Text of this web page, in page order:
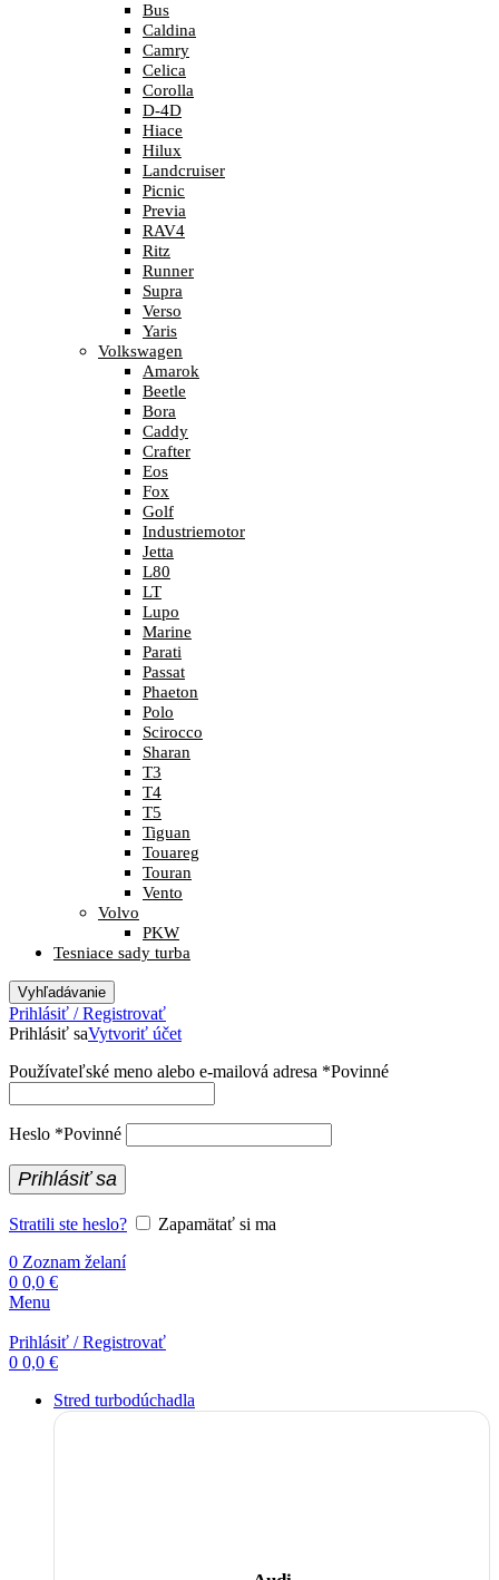
Bus
Caldina
Camry
Celica
Corolla
D-4D
Hiace
Hilux
Landcruiser
Picnic
Previa
RAV4
Ritz
Runner
Supra
Verso
Yaris
Volkswagen
Amarok
Beetle
Bora
Caddy
Crafter
Eos
Fox
Golf
Industriemotor
Jetta
L80
LT
Lupo
Marine
Parati
Passat
Phaeton
Polo
Scirocco
Sharan
T3
T4
T5
Tiguan
Touareg
Touran
Vento
Volvo
PKW
Tesniace sady turba
Vyhľadávanie
Prihlásiť / Registrovať
Prihlásiť saVytvoriť účet
Používateľské meno alebo e-mailová adresa *Povinné
Heslo *Povinné
Prihlásiť sa
Stratili ste heslo?
Zapamätať si ma
0 Zoznam želaní
0 0,0 €
Menu
Prihlásiť / Registrovať
0 0,0 €
Stred turbodúchadla